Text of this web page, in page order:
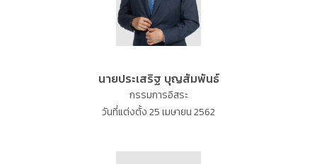
นายประเสริฐ บุญสัมพันธ์
กรรมการอิสระ
วันที่แต่งตั้ง 25 เมษายน 2562